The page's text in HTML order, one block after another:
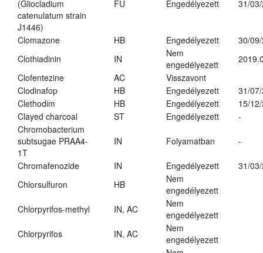
(Gliocladium
catenulatum strain
J1446)
FU Engedélyezett 31/
Clomazone HB Engedélyezett
30/
Clothiadinin
IN
Nem
engedélyezett
Clofentezine
AC
Visszavont
Clodinafop
HB Engedélyezett
31/
Clethodim
HB Engedélyezett
15/
Clayed charcoal
ST Engedélyezett
-
Chromobacterium
subtsugae PRAA4-
1T
IN Folyamatban -
Chromafenozide IN Engedélyezett
31/
Chlorsulfuron
HB
Nem
engedélyezett
Chlorpyrifos-methyl
IN, AC
Nem
engedélyezett
Chlorpyrifos
IN, AC
Nem
engedélyezett